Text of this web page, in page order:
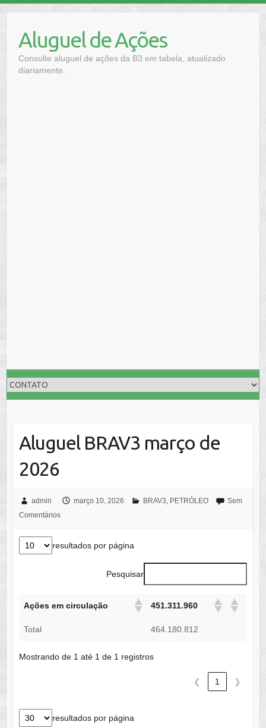
contentAluguel de Ações
Consulte aluguel de ações da B3 em tabela, atualizado
diariamente.
Aluguel BRAV3 março de
2026
admin março 10, 2026 BRAV3, PETRÓLEO
Sem
Comentários
resultados por página
Pesquisar
Ações em circulação 451.311.960
Total 464.180.812
Mostrando de 1 até 1 de 1 registros
❮ 1 ❯
resultados por página